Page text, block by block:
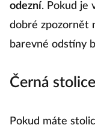
odezní. Pokud je
dobré zpozornět
barevné odstíny
Černá stolice
Pokud máte